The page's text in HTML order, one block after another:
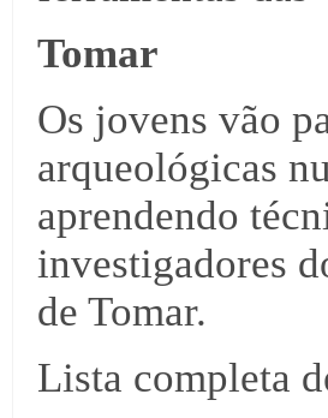
Tomar
Os jovens vão
arqueológicas
aprendendo
investigadores
de Tomar.
Lista completa